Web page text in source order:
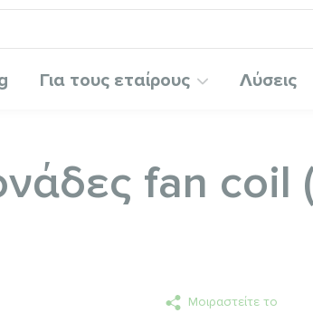
Για τους εταίρους Λύσεις
fan coil
Μοιραστείτε το